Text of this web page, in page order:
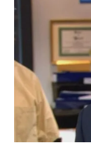
WN
BINTAN
WN